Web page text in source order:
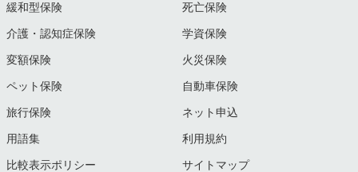
緩和型保険 死亡保険
介護・認知症保険 学資保険
変額保険 火災保険
ペット保険 自動車保険
旅行保険 ネット申込
用語集 利用規約
比較表示ポリシー サイトマップ